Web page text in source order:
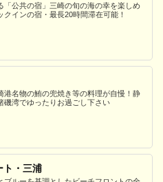
「公共の宿」三崎の旬の海の幸を楽しめ
クインの宿・最長20時間滞在可能！
港名物の鮪の兜焼き等の料理が自慢！静
磯湾でゆったりお過ごし下さい
ト・三浦